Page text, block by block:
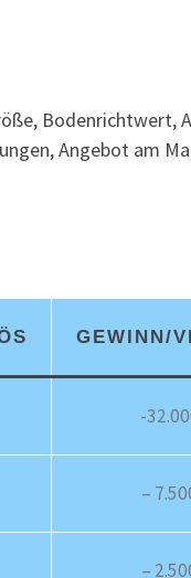
Bodenrichtwert,
Angebot am
GEWINN/
-
–
–